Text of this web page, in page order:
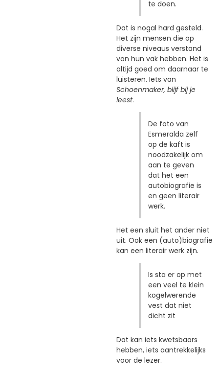
te doen.
Dat is nogal hard gesteld.
Het zijn mensen die op
diverse niveaus verstand
van hun vak hebben. Het is
altijd goed om daarnaar te
luisteren. Iets van
Schoenmaker, blijf bij je
leest.
De foto van
Esmeralda zelf
op de kaft is
noodzakelijk om
aan te geven
dat het een
autobiografie is
en geen literair
werk.
Het een sluit het ander niet
uit. Ook een (auto)biografie
kan een literair werk zijn.
Is sta er op met
een veel te klein
kogelwerende
vest dat niet
dicht zit
Dat kan iets kwetsbaars
hebben, iets aantrekkelijks
voor de lezer.